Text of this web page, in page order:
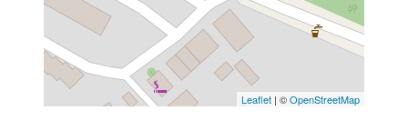
Leaflet | ©OpenStreetMap